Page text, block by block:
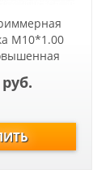
М10*1.00